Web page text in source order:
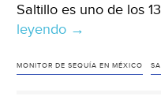
Saltillo es uno de los
leyendo Coahuila-
Saltillo
→
MONITOR DE SEQUÍA EN MÉXICO